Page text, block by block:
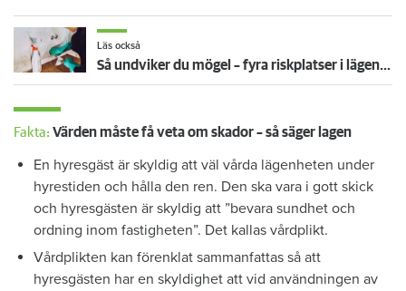
Läs också
Så undviker du mögel – fyra riskplatser i lägenheten: ”Måste städa bort”
Fakta: Värden måste få veta om skador – så säger lagen
En hyresgäst är skyldig att väl vårda lägenheten under
hyrestiden och hålla den ren. Den ska vara i gott skick
och hyresgästen är skyldig att ”bevara sundhet och
ordning inom fastigheten”. Det kallas vårdplikt.
Vårdplikten kan förenklat sammanfattas så att
hyresgästen har en skyldighet att vid användningen av